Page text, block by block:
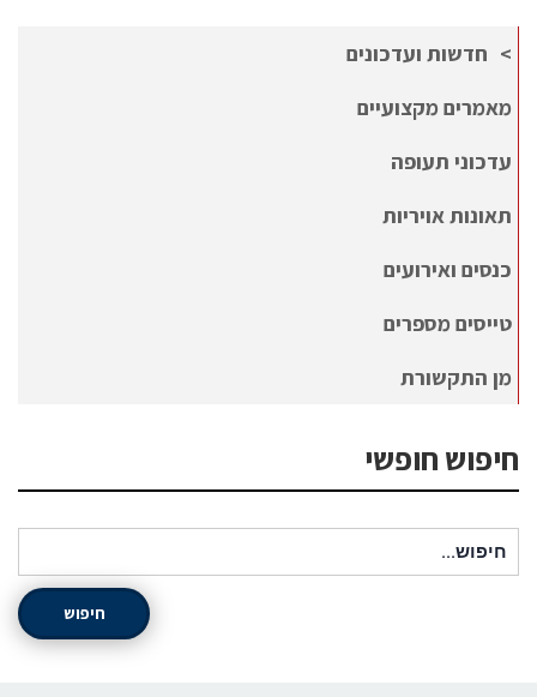
חדשות ועדכונים
מאמרים מקצועיים
עדכוני תעופה
תאונות אויריות
כנסים ואירועים
טייסים מספרים
מן התקשורת
חיפוש חופשי
חיפוש